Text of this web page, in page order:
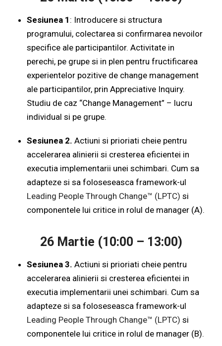
Sesiunea 1 : Introducere si structura
programului, colectarea si confirmarea nevoilor
specifice ale participantilor. Activitate in
perechi, pe grupe si in plen pentru fructificarea
experientelor pozitive de change management
ale participantilor, prin Appreciative Inquiry.
Studiu de caz “Change Management” – lucru
individual si pe grupe.
Sesiunea 2. Actiuni si prioriati cheie pentru
accelerarea alinierii si cresterea eficientei in
executia implementarii unei schimbari. Cum sa
adapteze si sa foloseseasca framework-ul
Leading People Through Change™ (LPTC) si
componentele lui critice in rolul de manager (A).
26 Martie (10:00 – 13:00)
Sesiunea 3. Actiuni si prioriati cheie pentru
accelerarea alinierii si cresterea eficientei in
executia implementarii unei schimbari. Cum sa
adapteze si sa foloseseasca framework-ul
Leading People Through Change™ (LPTC) si
componentele lui critice in rolul de manager (B).